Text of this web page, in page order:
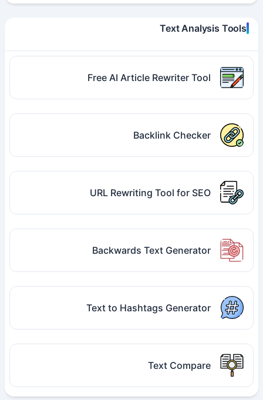
Text Analysis Tools
Free AI Article Rewriter Tool
Backlink Checker
URL Rewriting Tool for SEO
Backwards Text Generator
Text to Hashtags Generator
Text Compare